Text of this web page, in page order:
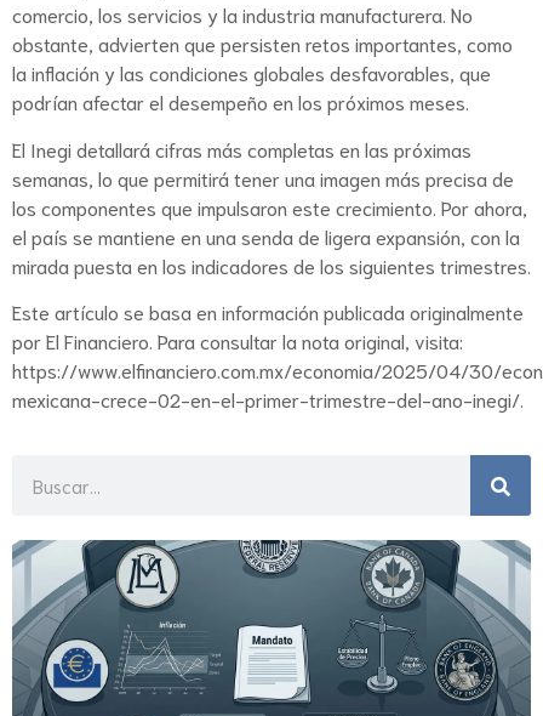
comercio, los servicios y la industria manufacturera. No
obstante, advierten que persisten retos importantes, como
la inflación y las condiciones globales desfavorables, que
podrían afectar el desempeño en los próximos meses.
El Inegi detallará cifras más completas en las próximas
semanas, lo que permitirá tener una imagen más precisa de
los componentes que impulsaron este crecimiento. Por ahora,
el país se mantiene en una senda de ligera expansión, con la
mirada puesta en los indicadores de los siguientes trimestres.
Este artículo se basa en información publicada originalmente
por El Financiero. Para consultar la nota original, visita:
https://www.elfinanciero.com.mx/economia/2025/04/30/
mexicana-crece-02-en-el-primer-trimestre-del-ano-inegi/.